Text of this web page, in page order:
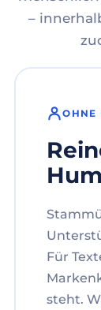
–
OHNE
Für
steht.